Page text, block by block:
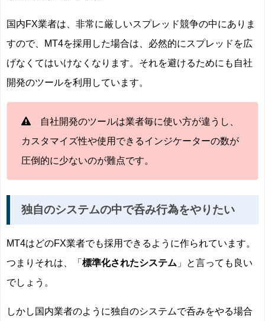
国内FX業者は、非常に厳しいスプレッド競争の中にありま
すので、MT4を採用した場合は、必然的にスプレッドを広
げなくてはいけなくなります。それを避けるためにも自社
開発のツールを利用しています。
自社開発のツールは業者毎に使い方が違うし、
カスタマイズ性や使用できるインジケーターの数が
圧倒的に少ないのが難点です。
独自のシステムの中で呑み行為をやりたい
MT4はどのFX業者でも採用できるように作られています。
つまりそれは、「 標準化されたシステム 」と言っても良い
でしょう。
しかし国内業者のように独自のシステムで呑みをやる場合